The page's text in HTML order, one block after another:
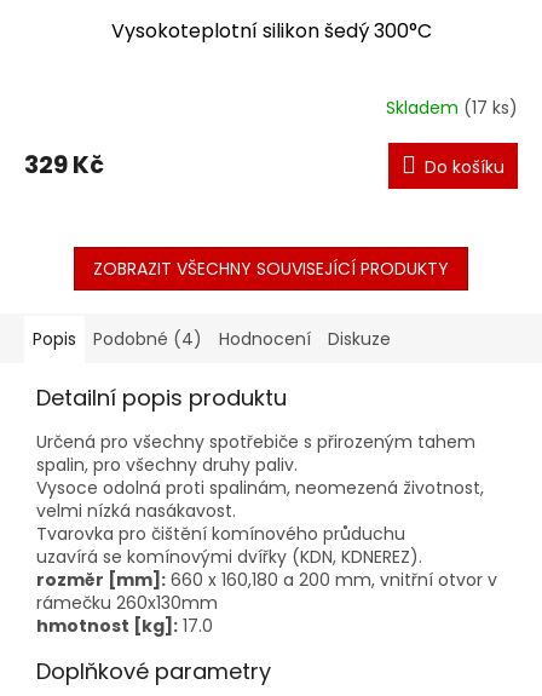
Vysokoteplotní silikon šedý 300°C
Skladem (17 ks)
329 Kč Do košíku
ZOBRAZIT VŠECHNY SOUVISEJÍCÍ PRODUKTY
Popis Podobné (4) Hodnocení Diskuze
Detailní popis produktu
Určená pro všechny spotřebiče s přirozeným tahem
spalin, pro všechny druhy paliv.
Vysoce odolná proti spalinám, neomezená životnost,
velmi nízká nasákavost.
Tvarovka pro čištění komínového průduchu
uzavírá se komínovými dvířky (KDN, KDNEREZ).
rozměr [mm]: 660 x 160,180 a 200 mm, vnitřní otvor v
rámečku 260x130mm
hmotnost [kg]: 17.0
Doplňkové parametry